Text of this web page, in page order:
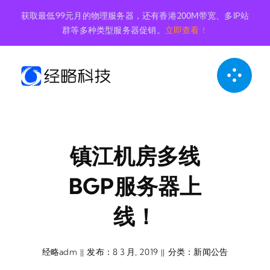
内
获取最低99元月的物理服务器，还有香港200M带宽、多IP站
群等多种类型服务器促销。 立即查看！
镇江机房多线
BGP服务器上
线！
经略adm || 发布：8 3 月, 2019 || 分类： 新闻公告